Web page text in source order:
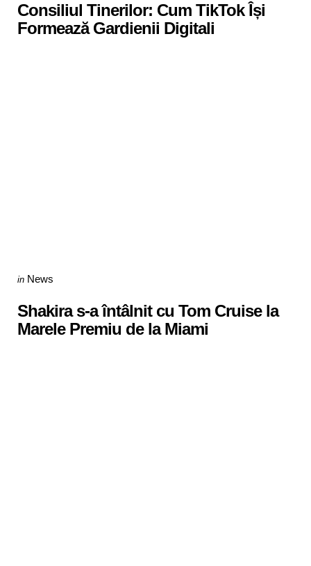
Consiliul Tinerilor: Cum TikTok Își
Formează Gardienii Digitali
Categories
Posted
in News
Shakira s-a întâlnit cu Tom Cruise la
Marele Premiu de la Miami